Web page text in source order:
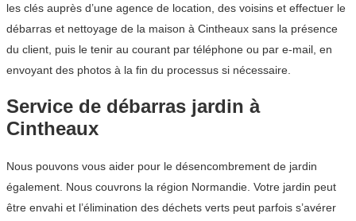
les clés auprès d’une agence de location, des voisins et effectuer le
débarras et nettoyage de la maison à Cintheaux sans la présence
du client, puis le tenir au courant par téléphone ou par e-mail, en
envoyant des photos à la fin du processus si nécessaire.
Service de débarras jardin à
Cintheaux
Nous pouvons vous aider pour le désencombrement de jardin
également. Nous couvrons la région Normandie. Votre jardin peut
être envahi et l’élimination des déchets verts peut parfois s’avérer